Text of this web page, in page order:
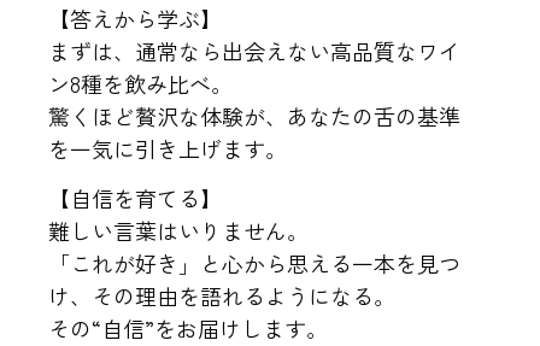
【答えから学ぶ】
まずは、通常なら出会えない高品質なワイ
ン8種を飲み比べ。
驚くほど贅沢な体験が、あなたの舌の基準
を一気に引き上げます。
【自信を育てる】
難しい言葉はいりません。
「これが好き」と心から思える一本を見つ
け、その理由を語れるようになる。
その“自信”をお届けします。